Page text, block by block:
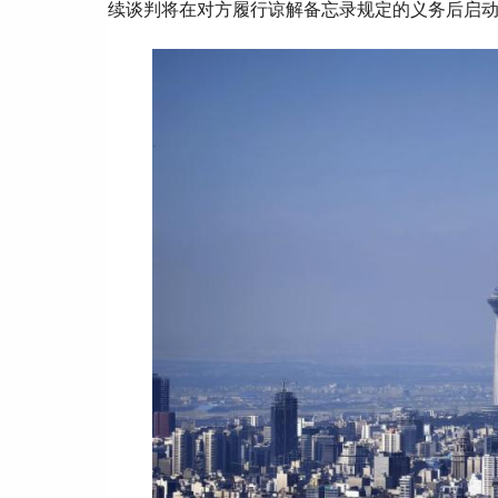
续谈判将在对方履行谅解备忘录规定的义务后启